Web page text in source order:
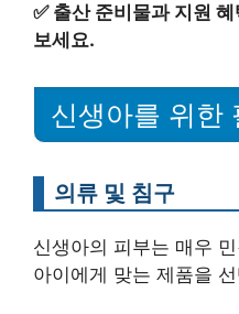
✅ 출산 준비물과 지원
보세요.
신생아를 위한
의류 및 침구
신생아의 피부는 매우
아이에게 맞는 제품을